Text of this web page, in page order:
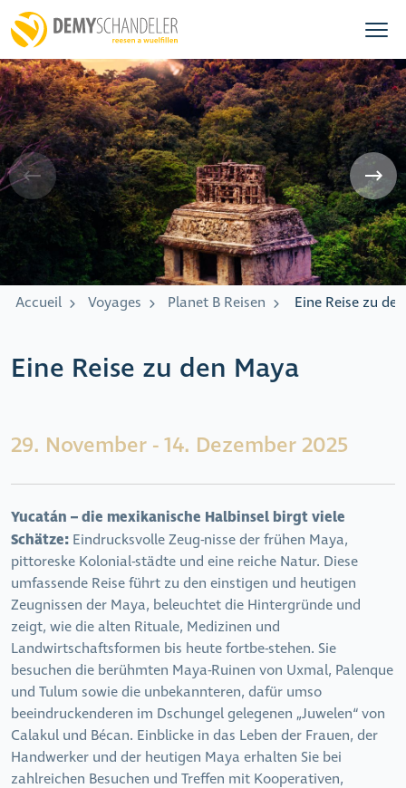
Accueil Voyages Planet B Reisen Eine Reise zu
Eine Reise zu den Maya
29. November - 14. Dezember 2025
Yucatán – die mexikanische Halbinsel birgt viele
Schätze: Eindrucksvolle Zeug-nisse der frühen Maya,
pittoreske Kolonial-städte und eine reiche Natur. Diese
umfassende Reise führt zu den einstigen und heutigen
Zeugnissen der Maya, beleuchtet die Hintergründe und
zeigt, wie die alten Rituale, Medizinen und
Landwirtschaftsformen bis heute fortbe-stehen. Sie
besuchen die berühmten Maya-Ruinen von Uxmal, Palenque
und Tulum sowie die unbekannteren, dafür umso
beeindruckenderen im Dschungel gelegenen „Juwelen“ von
Calakul und Bécan. Einblicke in das Leben der Frauen, der
Handwerker und der heutigen Maya erhalten Sie bei
zahlreichen Besuchen und Treffen mit Kooperativen,